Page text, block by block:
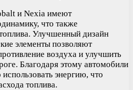
и Nexia имеют
что также
Улучшенный дизайн
элементы позволяют
воздуха и улучшить
Благодаря этому автомобили
энергию, что
топлива.